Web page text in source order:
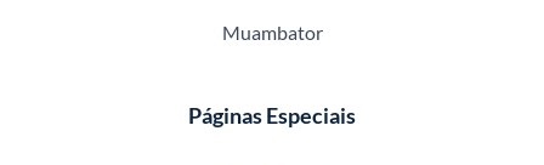
Muambator
Páginas Especiais